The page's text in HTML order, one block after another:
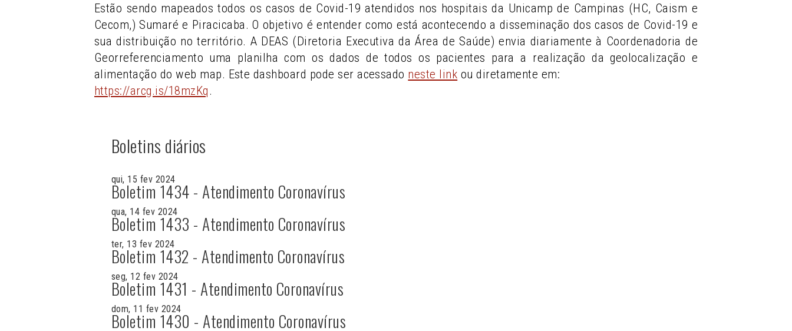
Estão sendo mapeados todos os casos de Covid-19 atendidos nos hospitais da Unicamp de Campinas (HC, Caism e
Cecom,) Sumaré e Piracicaba. O objetivo é entender como está acontecendo a disseminação dos casos de Covid-19 e
sua distribuição no território. A DEAS (Diretoria Executiva da Área de Saúde) envia diariamente à Coordenadoria de
Georreferenciamento uma planilha com os dados de todos os pacientes para a realização da geolocalização e
alimentação do web map. Este dashboard pode ser acessado neste link ou diretamente em:
https://arcg.is/18mzKq .
Boletins diários
qui, 15 fev 2024
Boletim 1434 - Atendimento Coronavírus
qua, 14 fev 2024
Boletim 1433 - Atendimento Coronavírus
ter, 13 fev 2024
Boletim 1432 - Atendimento Coronavírus
seg, 12 fev 2024
Boletim 1431 - Atendimento Coronavírus
dom, 11 fev 2024
Boletim 1430 - Atendimento Coronavírus